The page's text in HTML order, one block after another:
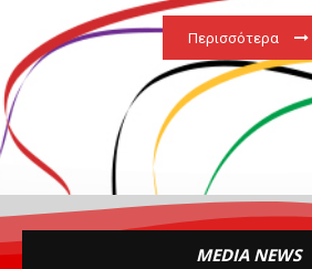
Περισσότερα
MEDIA NEWS